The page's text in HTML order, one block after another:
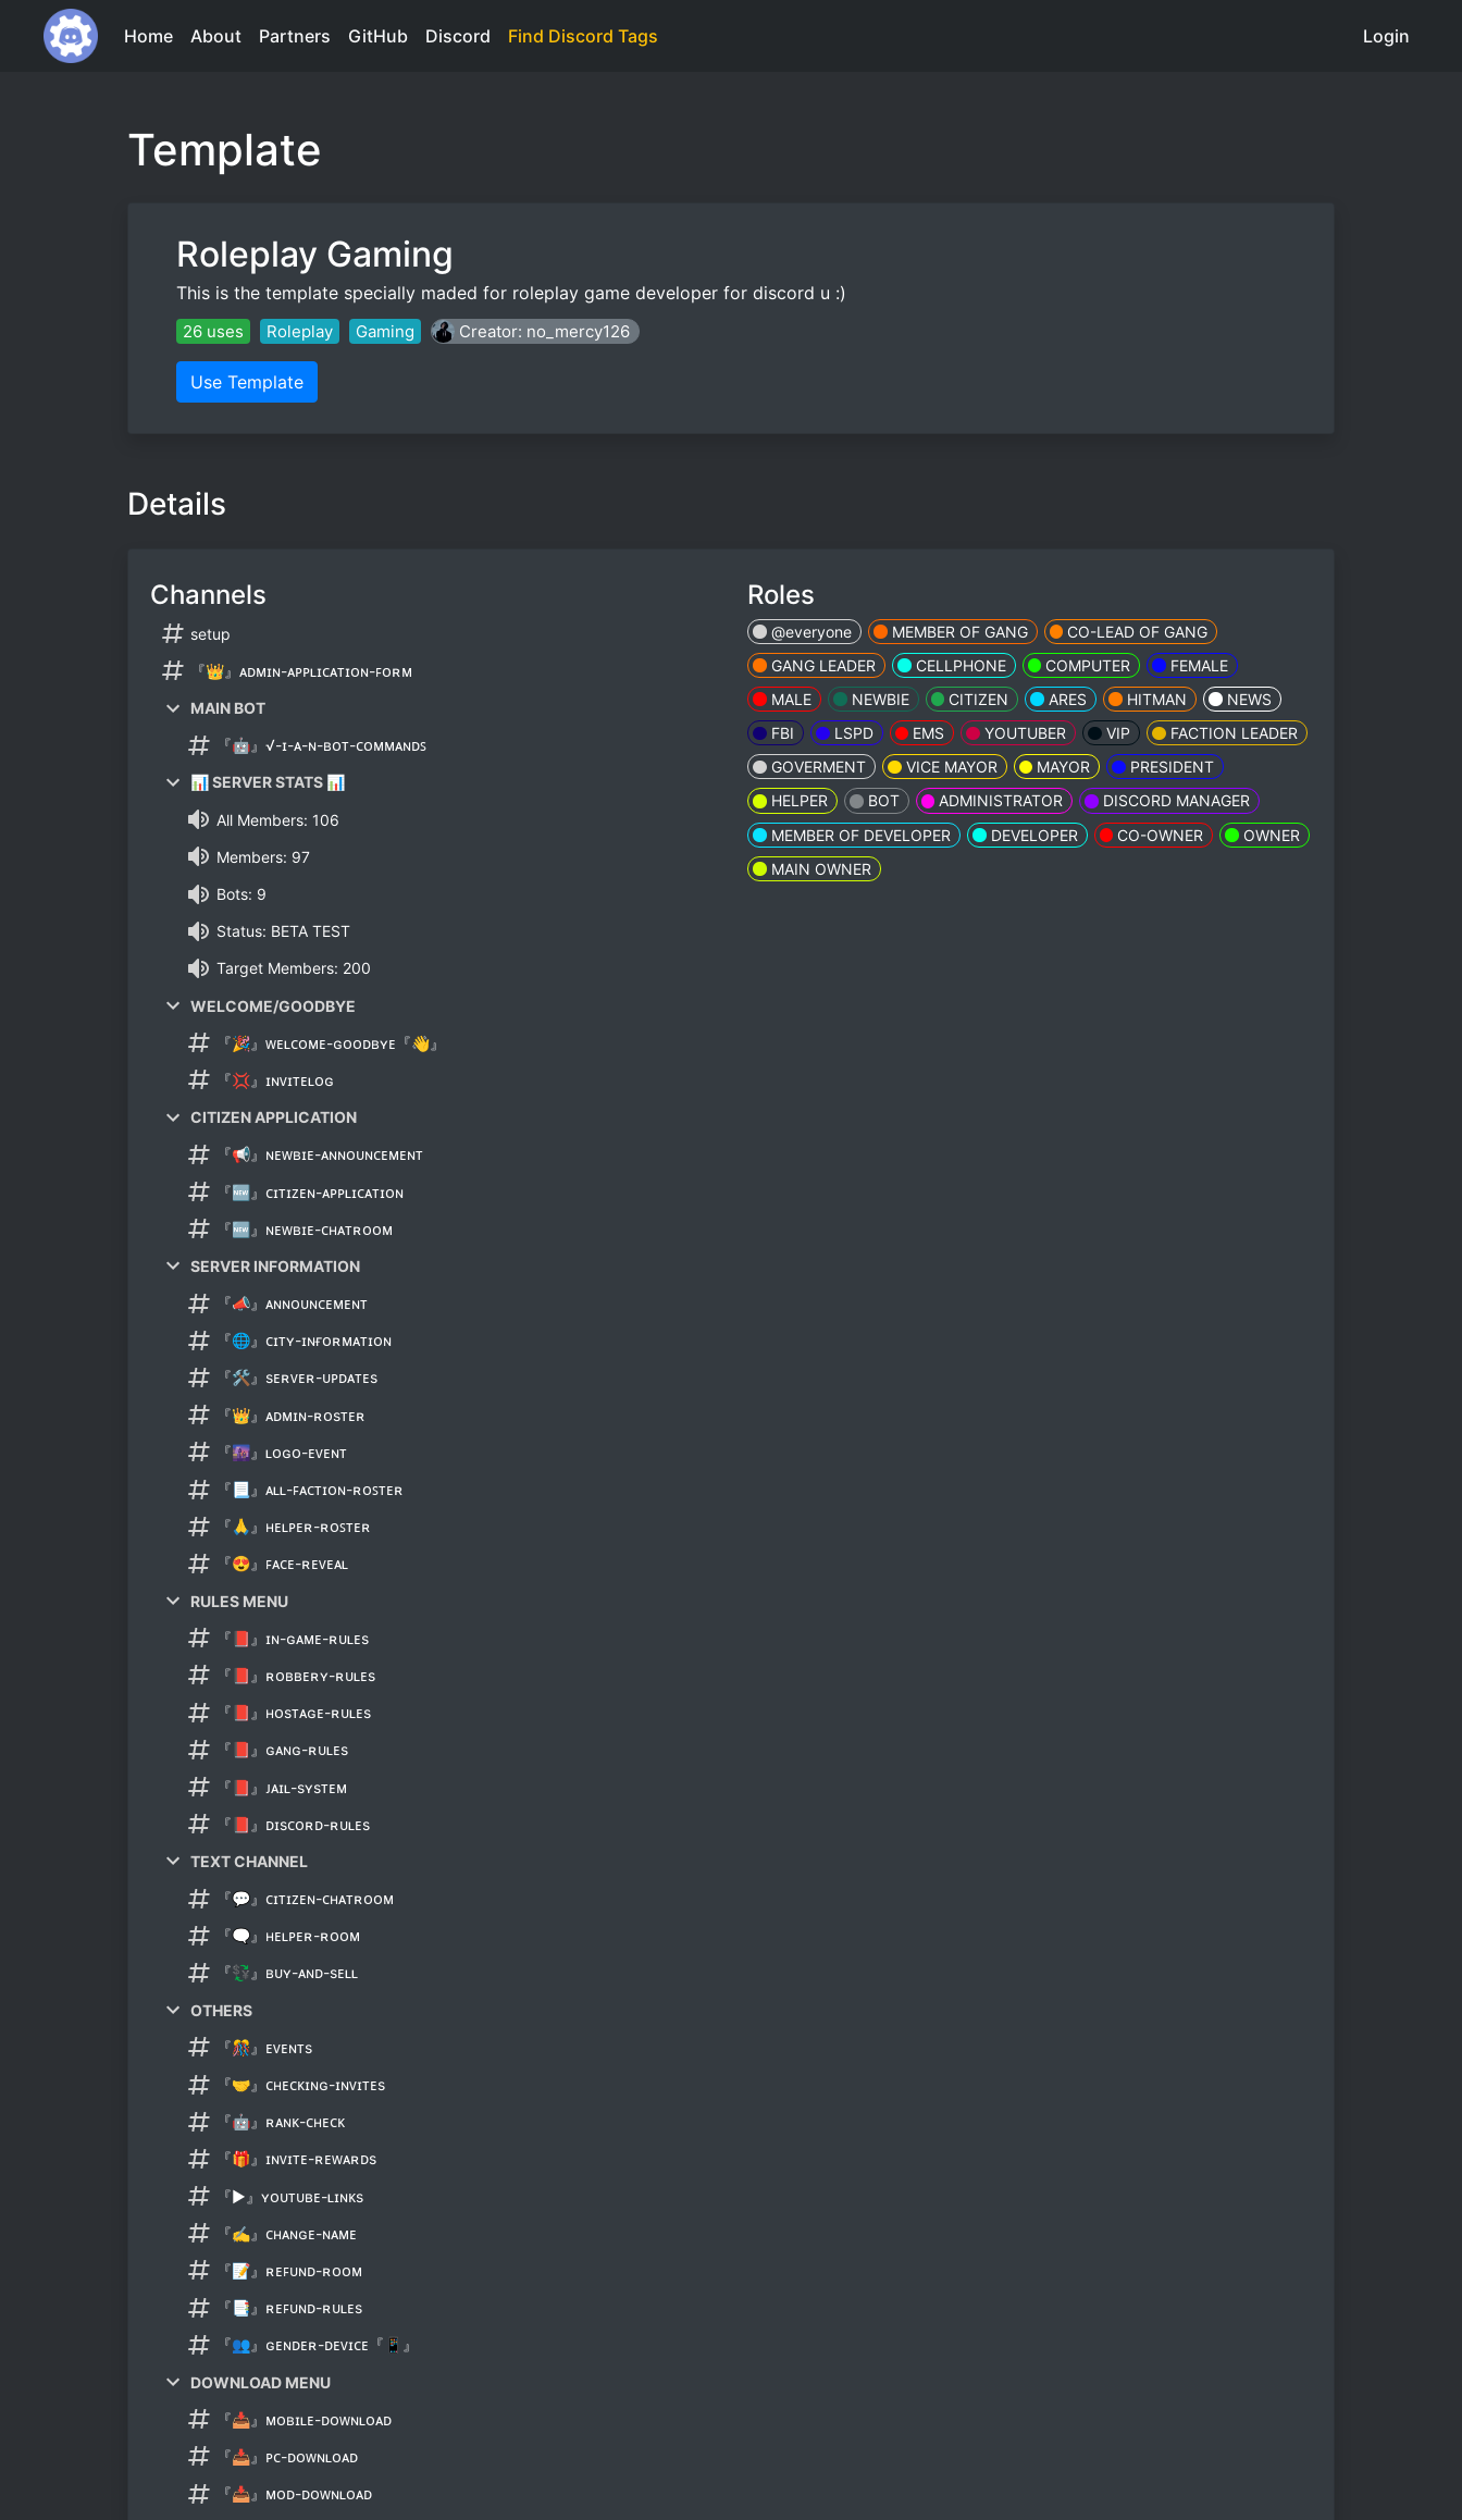
Home About Partners GitHub Discord Find Discord Tags Login
Template
Roleplay Gaming
This is the template specially maded for roleplay game developer for discord u :)
26 uses Roleplay Gaming Creator: no_mercy126
Use Template
Details
Channels
setup
『👑』ᴀᴅᴍɪɴ-ᴀᴘᴘʟɪᴄᴀᴛɪᴏɴ-ꜰᴏʀᴍ
MAIN BOT
『🤖』√-ɪ-ᴀ-ɴ-ʙᴏᴛ-ᴄᴏᴍᴍᴀɴᴅꜱ
📊 SERVER STATS 📊
All Members: 106
Members: 97
Bots: 9
Status: BETA TEST
Target Members: 200
WELCOME/GOODBYE
『🎉』ᴡᴇʟᴄᴏᴍᴇ-ɢᴏᴏᴅʙʏᴇ『👋』
『💢』ɪɴᴠɪᴛᴇʟᴏɢ
CITIZEN APPLICATION
『📢』ɴᴇᴡʙɪᴇ-ᴀɴɴᴏᴜɴᴄᴇᴍᴇɴᴛ
『🆕』ᴄɪᴛɪᴢᴇɴ-ᴀᴘᴘʟɪᴄᴀᴛɪᴏɴ
『🆕』ɴᴇᴡʙɪᴇ-ᴄʜᴀᴛʀᴏᴏᴍ
SERVER INFORMATION
『📣』ᴀɴɴᴏᴜɴᴄᴇᴍᴇɴᴛ
『🌐』ᴄɪᴛʏ-ɪɴғᴏʀᴍᴀᴛɪᴏɴ
『🛠』sᴇʀᴠᴇʀ-ᴜᴘᴅᴀᴛᴇs
『👑』ᴀᴅᴍɪɴ-ʀᴏsᴛᴇʀ
『🌆』ʟᴏɢᴏ-ᴇᴠᴇɴᴛ
『📃』ᴀʟʟ-ꜰᴀᴄᴛɪᴏɴ-ʀᴏꜱᴛᴇʀ
『🙏』ʜᴇʟᴘᴇʀ-ʀᴏꜱᴛᴇʀ
『😍』ꜰᴀᴄᴇ-ʀᴇᴠᴇᴀʟ
RULES MENU
『📕』ɪɴ-ɢᴀᴍᴇ-ʀᴜʟᴇs
『📕』ʀᴏʙʙᴇʀʏ-ʀᴜʟᴇs
『📕』ʜᴏsᴛᴀɢᴇ-ʀᴜʟᴇs
『📕』ɢᴀɴɢ-ʀᴜʟᴇs
『📕』ᴊᴀɪʟ-sʏsᴛᴇᴍ
『📕』ᴅɪsᴄᴏʀᴅ-ʀᴜʟᴇs
TEXT CHANNEL
『💬』ᴄɪᴛɪᴢᴇɴ-ᴄʜᴀᴛʀᴏᴏᴍ
『🗨』ʜᴇʟᴘᴇʀ-ʀᴏᴏᴍ
『💱』ʙᴜʏ-ᴀɴᴅ-sᴇʟʟ
OTHERS
『🎊』ᴇᴠᴇɴᴛs
『🤝』ᴄʜᴇᴄᴋɪɴɢ-ɪɴᴠɪᴛᴇs
『🤖』ʀᴀɴᴋ-ᴄʜᴇᴄᴋ
『🎁』ɪɴᴠɪᴛᴇ-ʀᴇᴡᴀʀᴅs
『▶』ʏᴏᴜᴛᴜʙᴇ-ʟɪɴᴋs
『✍』ᴄʜᴀɴɢᴇ-ɴᴀᴍᴇ
『📝』ʀᴇꜰᴜɴᴅ-ʀᴏᴏᴍ
『📑』ʀᴇꜰᴜɴᴅ-ʀᴜʟᴇs
『👥』ɢᴇɴᴅᴇʀ-ᴅᴇᴠɪᴄᴇ『📱』
DOWNLOAD MENU
『📥』ᴍᴏʙɪʟᴇ-ᴅᴏᴡɴʟᴏᴀᴅ
『📥』ᴘᴄ-ᴅᴏᴡɴʟᴏᴀᴅ
『📥』ᴍᴏᴅ-ᴅᴏᴡɴʟᴏᴀᴅ
Roles
@everyone MEMBER OF GANG
CO-LEAD OF GANG
GANG LEADER
CELLPHONE COMPUTER
FEMALE
MALE
NEWBIE CITIZEN ARES HITMAN
NEWS
FBI
LSPD EMS YOUTUBER VIP
FACTION LEADER
GOVERMENT
VICE MAYOR MAYOR
PRESIDENT
HELPER
BOT ADMINISTRATOR
DISCORD MANAGER
MEMBER OF DEVELOPER
DEVELOPER CO-OWNER
OWNER
MAIN OWNER